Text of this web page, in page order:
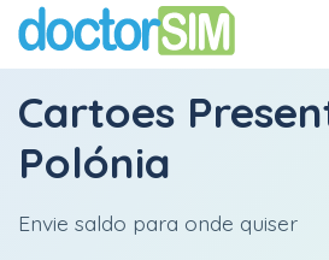
Cartoes
Polónia
Envie saldo para onde quiser